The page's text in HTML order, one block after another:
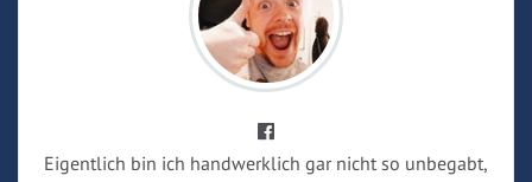
Eigentlich bin ich handwerklich gar nicht so unbegabt,